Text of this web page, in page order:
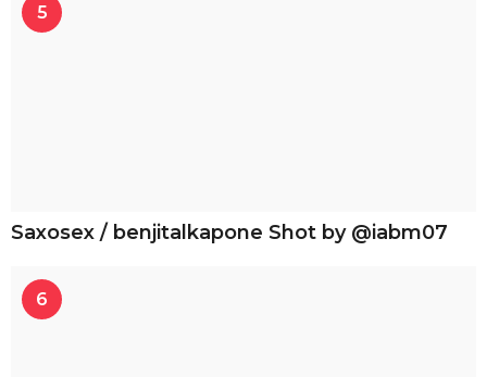
5
Saxosex / benjitalkapone Shot by @iabm07
6